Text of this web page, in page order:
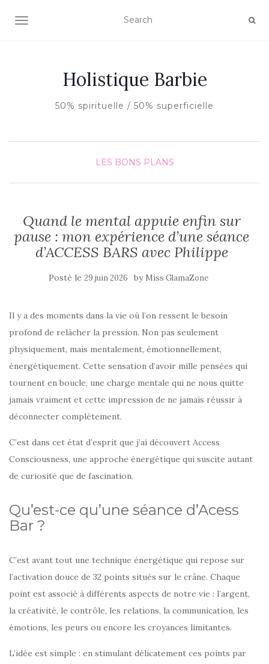
AFFICHER/MASQUER LA NAVIGATION
Holistique Barbie
50% spirituelle / 50% superficielle
LES BONS PLANS
Quand le mental appuie enfin sur
pause : mon expérience d’une séance
d’ACCESS BARS avec Philippe
Posté le 29 juin 2026 by Miss GlamaZone
Il y a des moments dans la vie où l’on ressent le besoin
profond de relâcher la pression. Non pas seulement
physiquement, mais mentalement, émotionnellement,
énergétiquement. Cette sensation d’avoir mille pensées qui
tournent en boucle, une charge mentale qui ne nous quitte
jamais vraiment et cette impression de ne jamais réussir à
déconnecter complètement.
C’est dans cet état d’esprit que j’ai découvert Access
Consciousness, une approche énergétique qui suscite autant
de curiosité que de fascination.
Qu’est-ce qu’une séance d’Acess
Bar ?
C’est avant tout une technique énergétique qui repose sur
l’activation douce de 32 points situés sur le crâne. Chaque
point est associé à différents aspects de notre vie : l’argent,
la créativité, le contrôle, les relations, la communication, les
émotions, les peurs ou encore les croyances limitantes.
L’idée est simple : en stimulant délicatement ces points par